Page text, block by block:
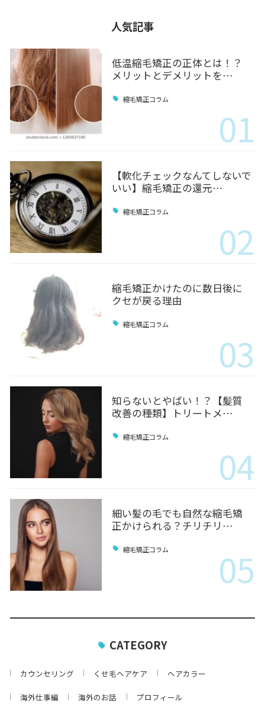
人気記事
低温縮毛矯正の正体とは！？
メリットとデメリットを…
縮毛矯正コラム
01
【軟化チェックなんてしないで
いい】縮毛矯正の還元…
縮毛矯正コラム
02
縮毛矯正かけたのに数日後に
クセが戻る理由
縮毛矯正コラム
03
知らないとやばい！？【髪質
改善の種類】トリートメ…
縮毛矯正コラム
04
細い髪の毛でも自然な縮毛矯
正かけられる？チリチリ…
縮毛矯正コラム 05
CATEGORY
カウンセリング くせ毛ヘアケア ヘアカラー
海外仕事編 海外のお話 プロフィール